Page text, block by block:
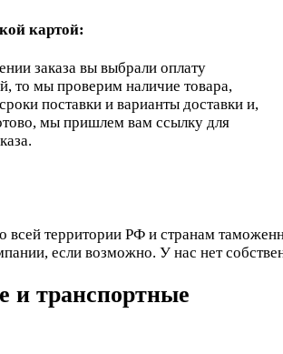
картой:
заказа вы выбрали оплату
то мы проверим наличие товара,
поставки и варианты доставки и,
мы пришлем вам ссылку для
всей территории РФ и странам
если возможно. У нас нет
и транспортные